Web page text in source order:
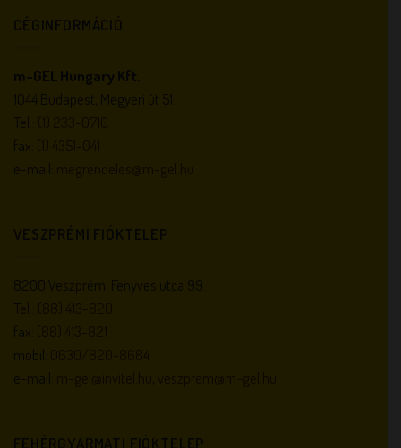
CÉGINFORMÁCIÓ
m-GEL Hungary Kft.
1044 Budapest, Megyeri út 51.
Tel.:
fax:
e-mail:
VESZPRÉMI FIÓKTELEP
8200 Veszprém, Fenyves utca 99.
Tel.:
fax:
mobil:
e-mail:
FEHÉRGYARMATI FIÓKTELEP